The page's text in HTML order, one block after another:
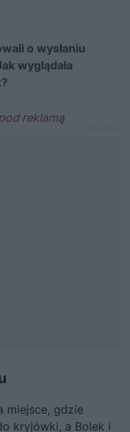
o wysłaniu
wyglądała
miejsce, gdzie
kryjówki, a Bolek i